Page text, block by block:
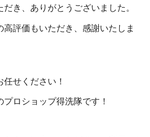
き、ありがとうございました。
高評価もいただき、感謝いたしま
せください！
ロショップ得洗隊です！